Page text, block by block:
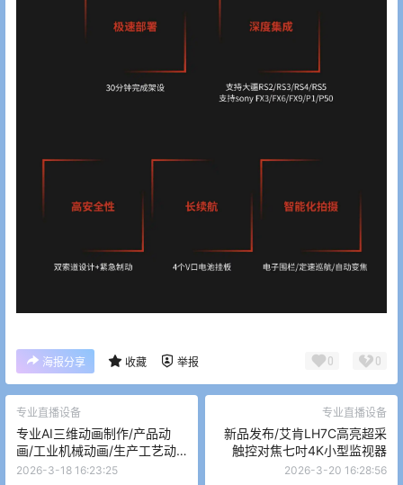
海报分享 收藏 举报 0 0
专业直播设备
专业AI三维动画制作/产品动
画/工业机械动画/生产工艺动
画/工程施工动画/3D效果图/三
2026-3-18 16:23:25
专业直播设备
新品发布/艾肯LH7C高亮超采
触控对焦七吋4K小型监视器
2026-3-20 16:28:56